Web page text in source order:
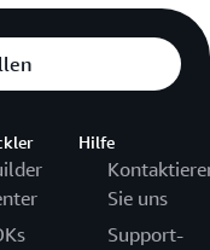
Hilfe
Sie uns
Support-